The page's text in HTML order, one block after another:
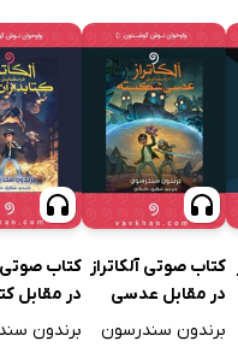
کتاب صوتی آلکاتراز
در مقابل عدسی
شکسته
برندون سندرسون
کتاب صوتی
در مقابل
شرور
برندون